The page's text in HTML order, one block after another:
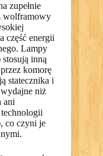
zupełnie
wolframowy
część energii
Lampy
inną
komorę
statecznika i
niż
ani
co czyni je